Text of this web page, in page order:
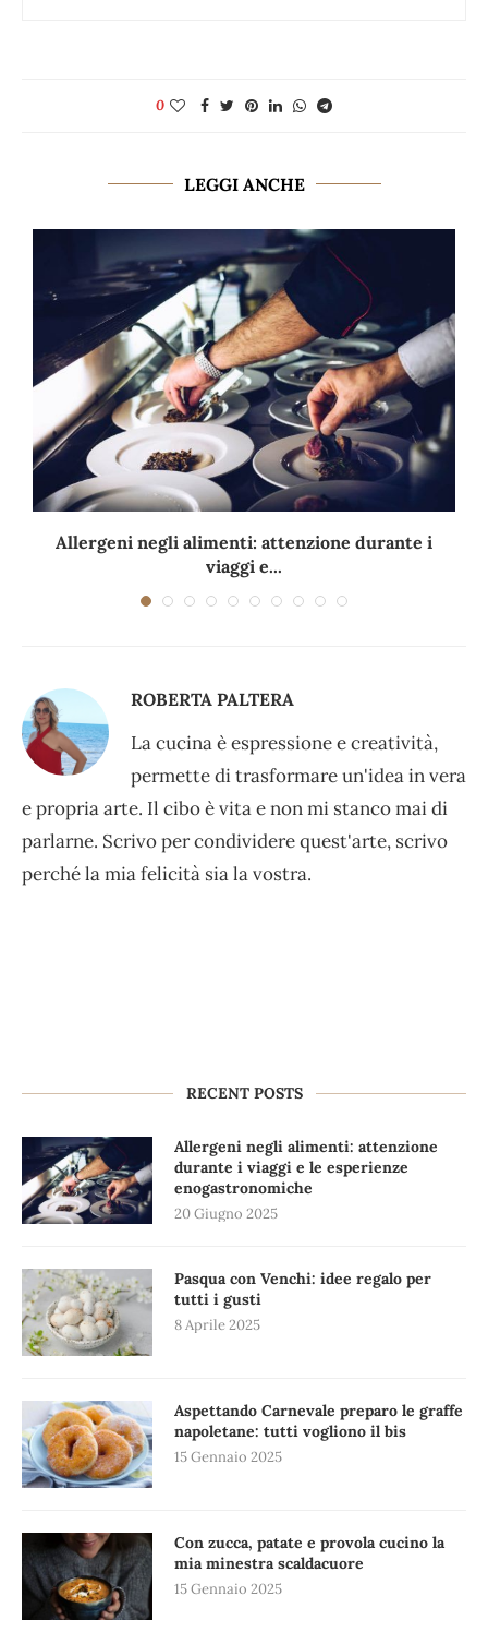
0
LEGGI ANCHE
Allergeni negli alimenti: attenzione durante i
viaggi e...
ROBERTA PALTERA
La cucina è espressione e creatività,
permette di trasformare un'idea in vera
e propria arte. Il cibo è vita e non mi stanco mai di
parlarne. Scrivo per condividere quest'arte, scrivo
perché la mia felicità sia la vostra.
RECENT POSTS
Allergeni negli alimenti: attenzione
durante i viaggi e le esperienze
enogastronomiche
20 Giugno 2025
Pasqua con Venchi: idee regalo per
tutti i gusti
8 Aprile 2025
Aspettando Carnevale preparo le graffe
napoletane: tutti vogliono il bis
15 Gennaio 2025
Con zucca, patate e provola cucino la
mia minestra scaldacuore
15 Gennaio 2025